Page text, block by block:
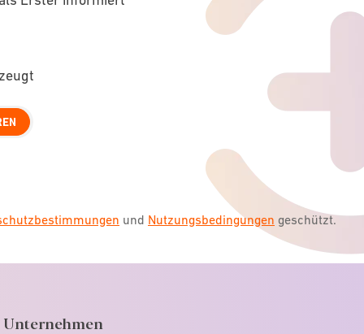
und Nutzungsbedingungen geschützt.
Unternehmen